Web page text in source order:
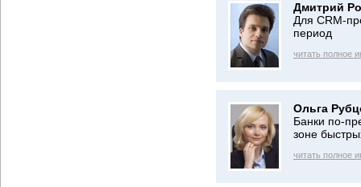
Дмитрий
Для CRM-
период
читать полное
Ольга
Банки по-
зоне
читать полное